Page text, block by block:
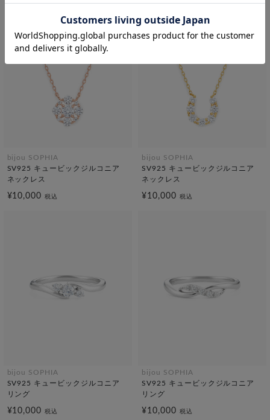
bijou SOPHIA
SV925 キュービックジルコニア
ネックレス
¥10,000税込
bijou SOPHIA
SV925 キュービックジルコニア
ネックレス
¥10,000 税込
bijou SOPHIA
SV925 キュービックジルコニア
リング
¥10,000税込
bijou SOPHIA
SV925 キュービックジルコニア
リング
¥10,000 税込